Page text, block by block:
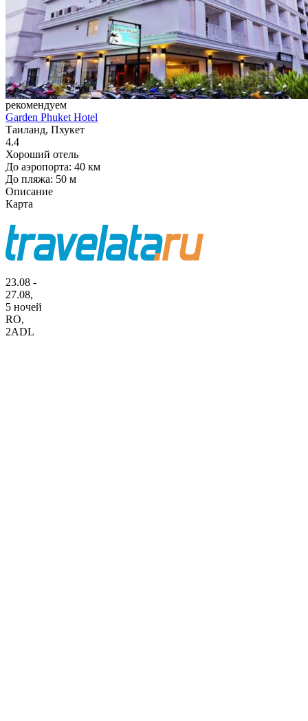
рекомендуем
Garden Phuket Hotel
Таиланд, Пхукет
4.4
Хороший отель
До аэропорта: 40 км
До пляжа: 50 м
Описание
Карта
23.08 -
27.08,
5 ночей
RO,
2ADL